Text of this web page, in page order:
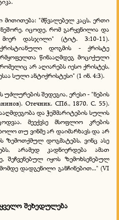
მითითება: "მწვალებელ კაცს, ერთი
იცოდე, რომ გარყვნილია და
მიერ დასჯილი" (ტიტ. 3:10-11).
დოგმის - ქრისტე
წინააღმდეგ მოციქული
არ აღიარებს იესო ქრისტეს,
სული ანტიქრისტესი" (1 ინ. 4:3).
უძლურების შედეგია, ერესი - "ნების
Отечник. СПб., 1870. С. 55).
და ჭეშმარიტების სულის
მეექვსე მსოფლიო კრების
თუ ვინმე არ დაიმარხავს და არ
ზემოთქმულ დოგმატებს, ვინც ასე
არამედ კადნიერდება ამათ
შეჩვენებულ იყოს ზემოხსენებულ
დადგენილი განჩინებით..." (VI
შეხედულება